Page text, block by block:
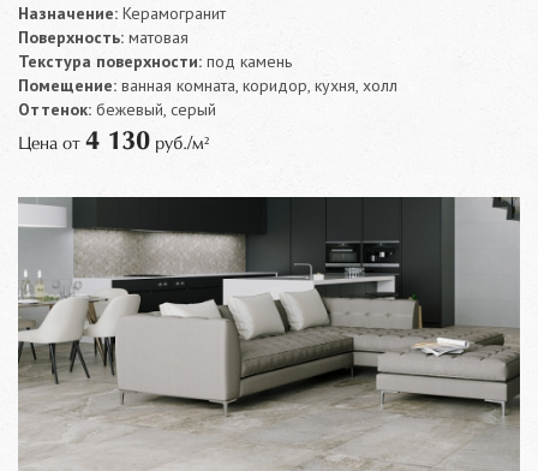
Назначение: Керамогранит
Поверхность: матовая
Текстура поверхности: под камень
Помещение: ванная комната, коридор, кухня, холл
Оттенок: бежевый, серый
Цена от 4 130 руб./м²